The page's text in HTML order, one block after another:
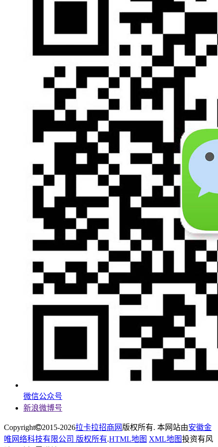
微信公众号
新浪微博号
Copyright 2015-2026拉卡拉招商网 版权所有. 本网站由安徽金
唯网络科技有限公司 版权所有.HTML地图 XML地图投资有风